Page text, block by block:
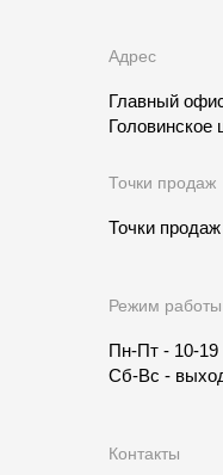
Адрес
Главный
Головинское
Точки продаж
Точки
Режим работы
Пн-Пт - 10-19
Сб-Вс -
Контакты